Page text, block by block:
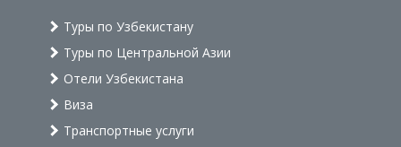
Туры по Узбекистану
Туры по Центральной Азии
Отели Узбекистана
Виза
Транспортные услуги